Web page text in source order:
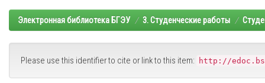
Электронная библиотека БГЭУ 3. Студенческие работы
Please use this identifier to cite or link to this item: http://